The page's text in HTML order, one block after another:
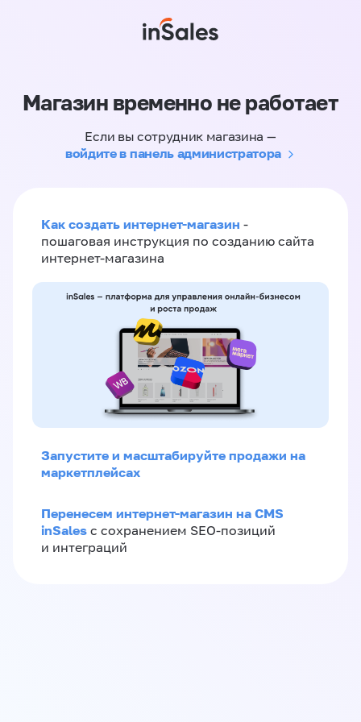
Магазин временно не работает
Если вы сотрудник магазина —
войдите в панель администратора
Как создать интернет-магазин -
пошаговая инструкция по созданию сайта
интернет-магазина
Запустите и масштабируйте продажи на
маркетплейсах
Перенесем интернет-магазин на CMS
inSales с сохранением SEO-позиций
и интеграций